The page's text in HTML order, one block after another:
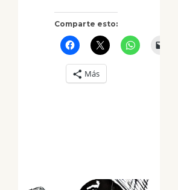
Comparte esto:
Más